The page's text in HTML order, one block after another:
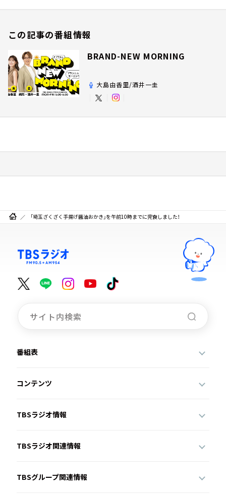
この記事の番組情報
BRAND-NEW MORNING
大島由香里/酒井一圭
「埼玉ざくざく手揚げ醤油おかき」を午前10時までに完食しました！
番組表
コンテンツ
TBSラジオ情報
TBSラジオ関連情報
TBSグループ関連情報